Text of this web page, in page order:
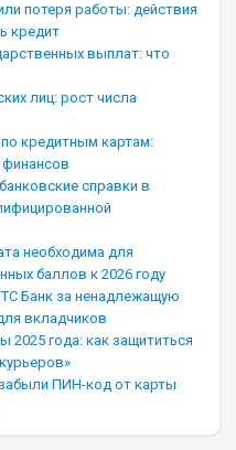
потеря работы: действия
кредит
выплат: что
лиц: рост числа
кредитным картам:
справки в
необходима для
баллов к 2026 году
Банк за ненадлежащую
вкладчиков
2025 года: как защититься
ПИН-код от карты